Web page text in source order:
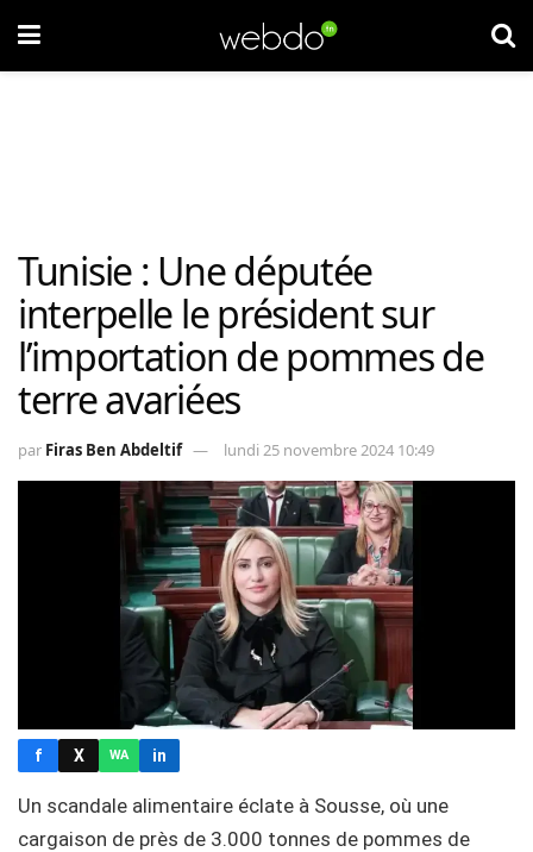
Tunisie : Une députée
interpelle le président sur
l’importation de pommes de
terre avariées
par Firas Ben Abdeltif lundi 25 novembre 2024 10:49
f X WA in
Un scandale alimentaire éclate à Sousse, où une
cargaison de près de 3.000 tonnes de pommes de